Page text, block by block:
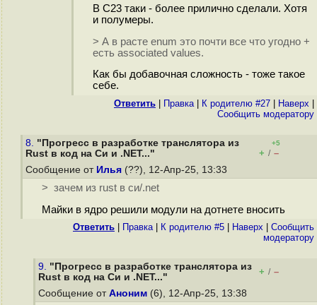
В C23 таки - более прилично сделали. Хотя
и полумеры.
> А в расте enum это почти все что угодно +
есть associated values.
Как бы добавочная сложность - тоже такое
себе.
Ответить Правка| К родителю #27 Наверх
Cообщить модератору
8. "Прогресс в разработке транслятора из
Rust в код на Cи и .NET..."
+5
+ / –
Сообщение от Илья (??), 12-Апр-25, 13:33
> зачем из rust в си/.net
Майки в ядро решили модули на дотнете вносить
Ответить Правка| К родителю #5 Наверх
Cообщить
модератору
9. "Прогресс в разработке транслятора из
Rust в код на Cи и .NET..."
+ / –
Сообщение от Аноним (6), 12-Апр-25, 13:38